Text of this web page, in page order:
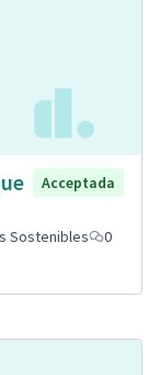
Acceptada
Sostenibles
0